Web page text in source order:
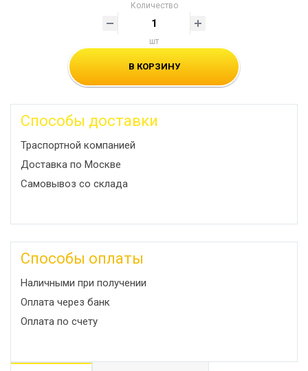
Количество
шт
В КОРЗИНУ
Способы доставки
Траспортной компанией
Доставка по Москве
Самовывоз со склада
Способы оплаты
Наличными при получении
Оплата через банк
Оплата по счету